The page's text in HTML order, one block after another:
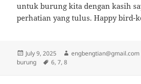
untuk burung kita dengan kasih
perhatian yang tulus. Happy bird-
Posted
on
July 9, 2025 Author
engbengtian@gmail.com
burung
Tags
6,7,8